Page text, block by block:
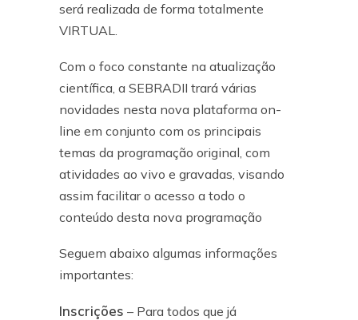
será realizada de forma totalmente
VIRTUAL.
Com o foco constante na atualização
científica, a SEBRADII trará várias
novidades nesta nova plataforma on-
line em conjunto com os principais
temas da programação original, com
atividades ao vivo e gravadas, visando
assim facilitar o acesso a todo o
conteúdo desta nova programação
Seguem abaixo algumas informações
importantes:
Inscrições – Para todos que já